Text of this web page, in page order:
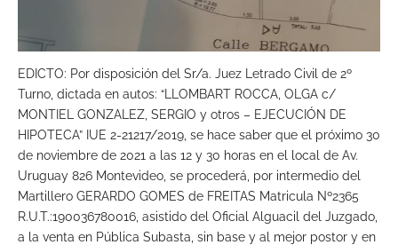
EDICTO: Por disposición del Sr/a. Juez Letrado Civil de 2º
Turno, dictada en autos: “LLOMBART ROCCA, OLGA c/
MONTIEL GONZALEZ, SERGIO y otros – EJECUCIÓN DE
HIPOTECA” IUE 2-21217/2019, se hace saber que el próximo 30
de noviembre de 2021 a las 12 y 30 horas en el local de Av.
Uruguay 826 Montevideo, se procederá, por intermedio del
Martillero GERARDO GOMES de FREITAS Matricula Nº2365
R.U.T.:190036780016, asistido del Oficial Alguacil del Juzgado,
a la venta en Pública Subasta, sin base y al mejor postor y en